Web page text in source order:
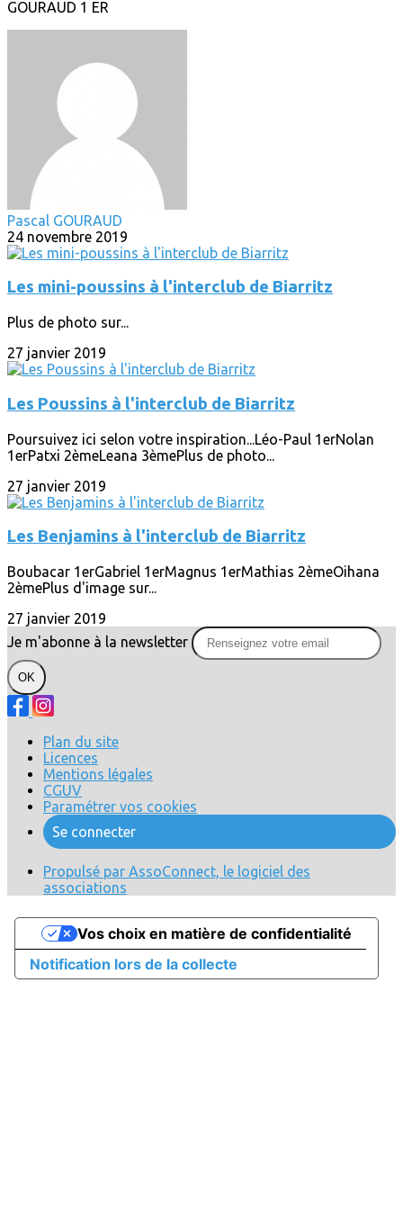
GOURAUD 1 ER
Pascal GOURAUD
24 novembre 2019
Les mini-poussins à l'interclub de Biarritz
Plus de photo sur...
27 janvier 2019
Les Poussins à l'interclub de Biarritz
Poursuivez ici selon votre inspiration...Léo-Paul 1erNolan
1erPatxi 2èmeLeana 3èmePlus de photo...
27 janvier 2019
Les Benjamins à l'interclub de Biarritz
Boubacar 1erGabriel 1erMagnus 1erMathias 2èmeOihana
2èmePlus d'image sur...
27 janvier 2019
Je m'abonne à la newsletter
OK
Plan du site
Licences
Mentions légales
CGUV
Paramétrer vos cookies
Se connecter
Propulsé par AssoConnect, le logiciel des
associations
Notification lors de la collecte
Vos choix en matière de confidentialité